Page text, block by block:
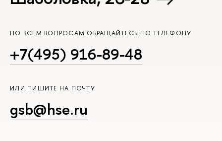
ПО ВСЕМ ВОПРОСАМ ОБРАЩАЙТЕСЬ ПО ТЕЛЕФОНУ
+7(495) 916-89-48
ИЛИ ПИШИТЕ НА ПОЧТУ
gsb@hse.ru